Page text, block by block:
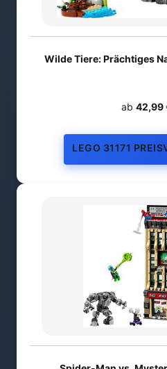
Wilde Tiere: Prächtiges
ab 42,99
LEGO 31171